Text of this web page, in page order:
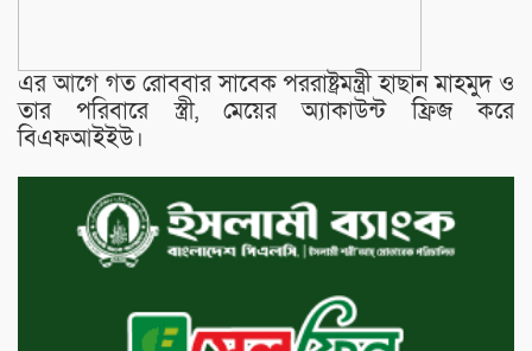
এর আগে গত রোববার সাবেক পররাষ্ট্রমন্ত্রী হাছান মাহমুদ ও
তার পরিবারে স্ত্রী, মেয়ের অ্যাকাউন্ট ফ্রিজ করে
বিএফআইইউ।